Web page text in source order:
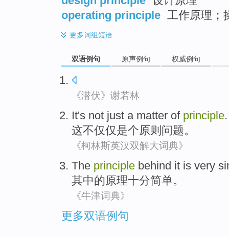
operating principle 工作原理；
更多词组短语
双语例句 原声例句 权威例句
《潜伏》谢若林
It's not just a matter of principle.
这不仅仅是个原则 问题。
《柯林斯英汉双解大词典》
The principle behind it is very
其中的原理十分简单。
《牛津词典》
更多双语例句